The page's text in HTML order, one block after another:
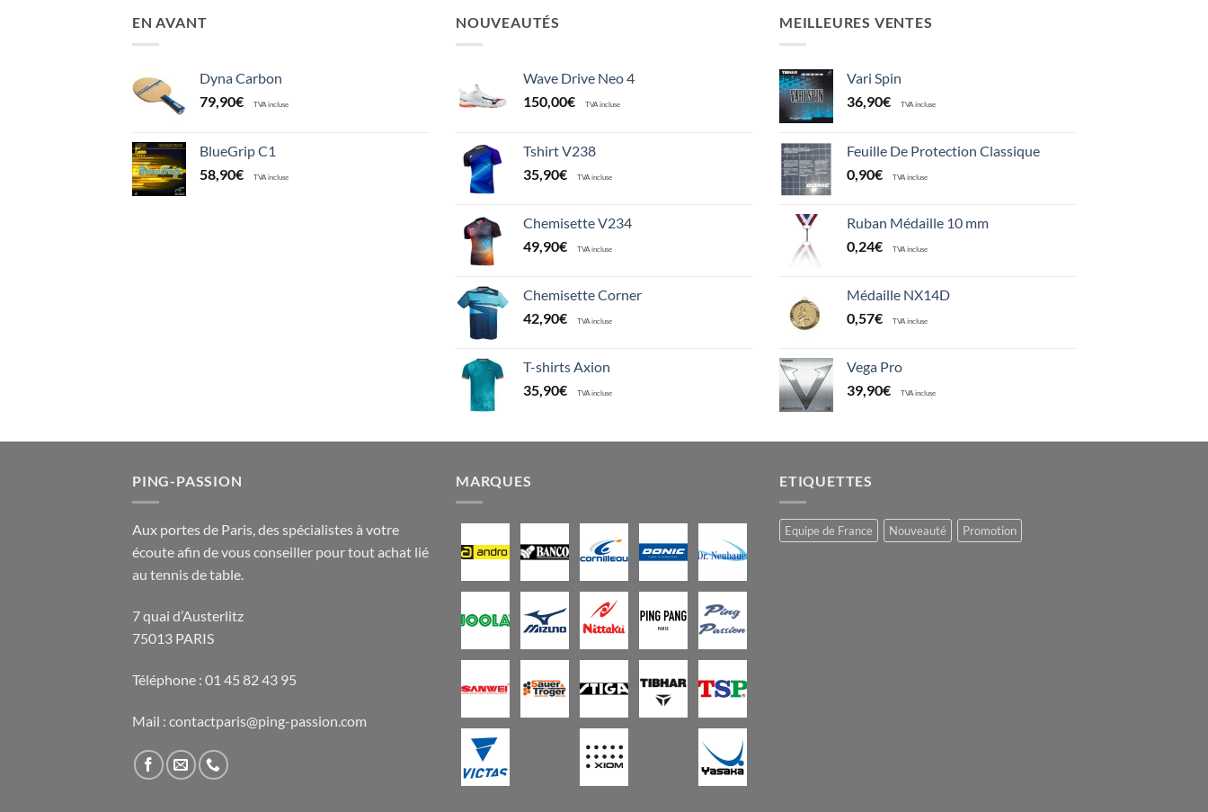
EN AVANT
Dyna Carbon
79,90€ TVA incluse
BlueGrip C1
58,90€ TVA incluse
NOUVEAUTÉS
Wave Drive Neo 4
150,00€ TVA incluse
Tshirt V238
35,90€ TVA incluse
Chemisette V234
49,90€ TVA incluse
Chemisette Corner
42,90€ TVA incluse
T-shirts Axion
35,90€ TVA incluse
MEILLEURES VENTES
Vari Spin
36,90€ TVA incluse
Feuille De Protection Classique
0,90€ TVA incluse
Ruban Médaille 10 mm
0,24€ TVA incluse
Médaille NX14D
0,57€ TVA incluse
Vega Pro
39,90€ TVA incluse
PING-PASSION
Aux portes de Paris, des spécialistes à votre
écoute afin de vous conseiller pour tout achat lié
au tennis de table.
7 quai d’Austerlitz
75013 PARIS
Téléphone : 01 45 82 43 95
Mail : contactparis@ping-passion.com
MARQUES ETIQUETTES
Equipe de France Nouveauté Promotion